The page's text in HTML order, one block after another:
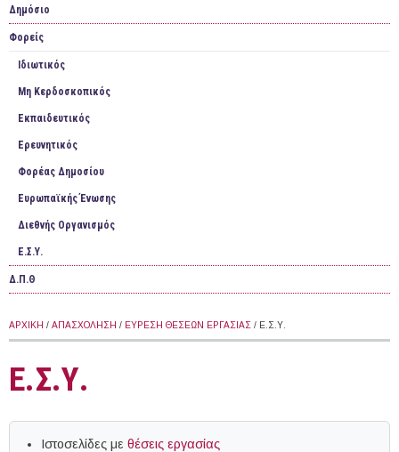
Δημόσιο
Φορείς
Ιδιωτικός
Mη Κερδοσκοπικός
Εκπαιδευτικός
Ερευνητικός
Φορέας Δημοσίου
Ευρωπαϊκής Ένωσης
Διεθνής Οργανισμός
Ε.Σ.Υ.
Δ.Π.Θ
ΑΡΧΙΚΉ / ΑΠΑΣΧΌΛΗΣΗ / ΕΎΡΕΣΗ ΘΈΣΕΩΝ ΕΡΓΑΣΊΑΣ / Ε.Σ.Υ.
Ε.Σ.Υ.
Ιστοσελίδες με θέσεις εργασίας